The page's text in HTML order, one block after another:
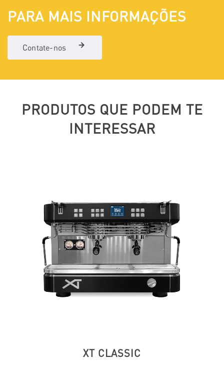
PARA MAIS INFORMAÇÕES
Contate-nos
PRODUTOS QUE PODEM TE
INTERESSAR
XT CLASSIC